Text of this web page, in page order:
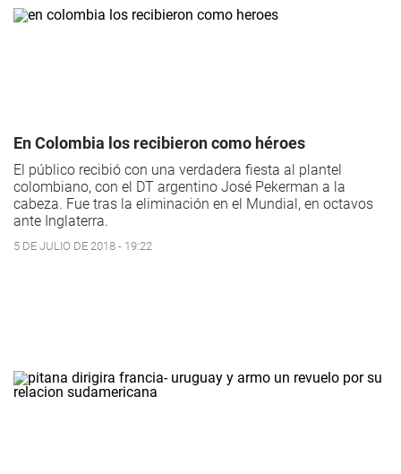
En Colombia los recibieron como héroes
El público recibió con una verdadera fiesta al plantel
colombiano, con el DT argentino José Pekerman a la
cabeza. Fue tras la eliminación en el Mundial, en octavos
ante Inglaterra.
5 DE JULIO DE 2018 - 19:22